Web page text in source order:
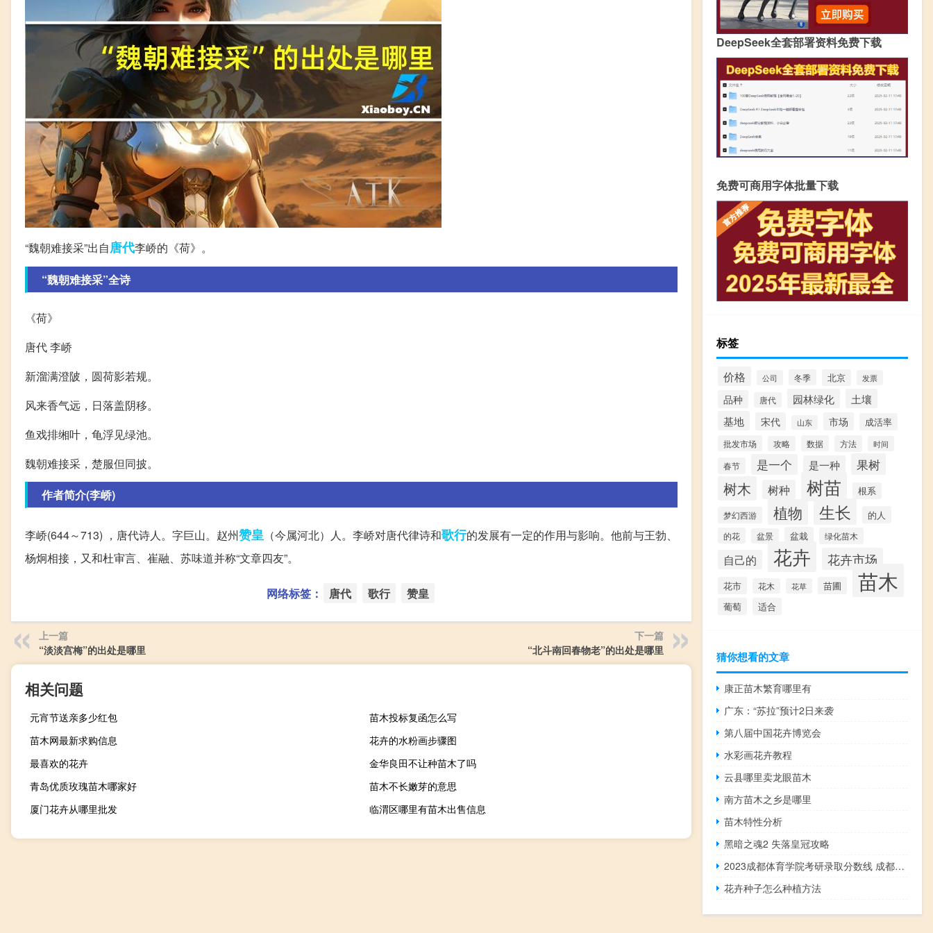
“魏朝难接采”出自唐代李峤的《荷》。
“魏朝难接采”全诗
《荷》
唐代 李峤
新溜满澄陂，圆荷影若规。
风来香气远，日落盖阴移。
鱼戏排缃叶，龟浮见绿池。
魏朝难接采，楚服但同披。
作者简介(李峤)
李峤(644～713) ，唐代诗人。字巨山。赵州赞皇 （今属河北）人。李峤对唐代律诗和歌行的发展有一定的作用与影响。他前与王勃、
杨炯相接，又和杜审言、崔融、苏味道并称“文章四友”。
网络标签： 唐代 歌行 赞皇
上一篇
“淡淡宫梅”的出处是哪里
下一篇
“北斗南回春物老”的出处是哪里
相关问题
元宵节送亲多少红包
苗木投标复函怎么写
苗木网最新求购信息
花卉的水粉画步骤图
最喜欢的花卉
金华良田不让种苗木了吗
青岛优质玫瑰苗木哪家好
苗木不长嫩芽的意思
厦门花卉从哪里批发
临渭区哪里有苗木出售信息
DeepSeek全套部署资料免费下载
免费可商用字体批量下载
标签
价格 公司 冬季 北京 发票
品种 唐代 园林绿化
土壤
基地
宋代 山东 市场 成活率
批发市场 攻略 数据 方法 时间
春节 是一个 是一种 果树
树木 树种 树苗
根系
梦幻西游
植物 生长 的人
的花 盆景 盆栽 绿化苗木
自己的 花卉 花卉市场
花市 花木 花草 苗圃 苗木
葡萄 适合
猜你想看的文章
康正苗木繁育哪里有
广东：“苏拉”预计2日来袭
第八届中国花卉博览会
水彩画花卉教程
云县哪里卖龙眼苗木
南方苗木之乡是哪里
苗木特性分析
黑暗之魂2 失落皇冠攻略
2023成都体育学院考研录取分数线 成都体育学院分数线
花卉种子怎么种植方法